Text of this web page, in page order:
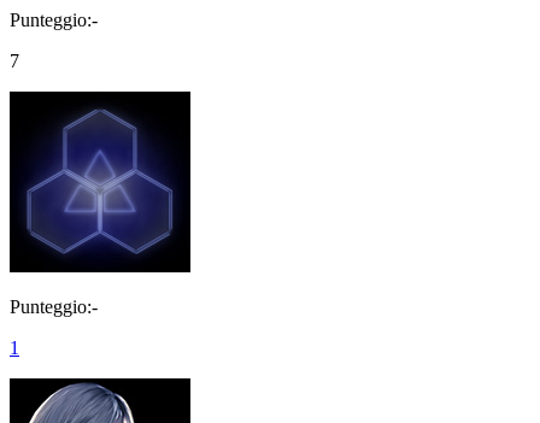
Punteggio:-
7
Punteggio:-
1